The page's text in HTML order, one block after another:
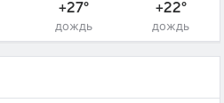
+27°
дождь
+22°
дождь